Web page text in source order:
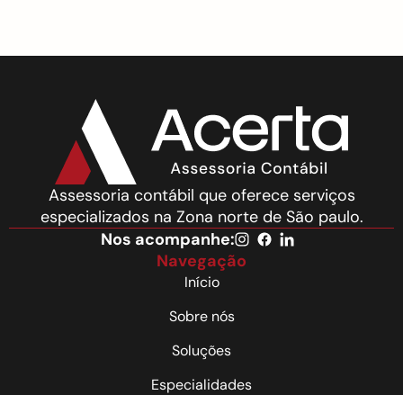
Assessoria contábil que oferece serviços
especializados na Zona norte de São paulo.
Nos acompanhe:
Navegação
Início
Sobre nós
Soluções
Especialidades